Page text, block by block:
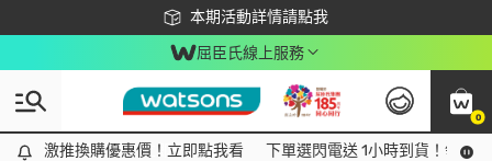
本期活動詳情請點我
下載app最高回饋$350
屈臣氏線上服務
0
激推換購優惠價！立即點我看
激推換購優惠價！立即點我看 下單選閃電送 1小時到貨！領神